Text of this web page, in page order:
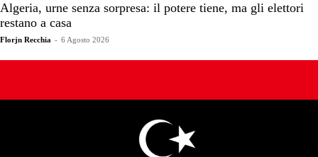
Algeria, urne senza sorpresa: il potere tiene, ma gli elettori
restano a casa
Florjn Recchia - 6 Agosto 2026